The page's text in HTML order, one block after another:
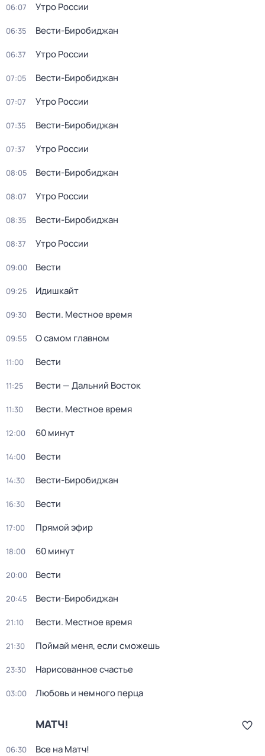
06:07 Утро России
06:35 Вести-Биробиджан
06:37 Утро России
07:05 Вести-Биробиджан
07:07 Утро России
07:35 Вести-Биробиджан
07:37 Утро России
08:05 Вести-Биробиджан
08:07 Утро России
08:35 Вести-Биробиджан
08:37 Утро России
09:00 Вести
09:25 Идишкайт
09:30 Вести. Местное время
09:55 О самом главном
11:00 Вести
11:25 Вести — Дальний Восток
11:30 Вести. Местное время
12:00 60 минут
14:00 Вести
14:30 Вести-Биробиджан
16:30 Вести
17:00 Прямой эфир
18:00 60 минут
20:00 Вести
20:45 Вести-Биробиджан
21:10 Вести. Местное время
21:30 Поймай меня, если сможешь
23:30 Нарисованное счастье
03:00 Любовь и немного перца
МАТЧ!
06:30 Все на Матч!